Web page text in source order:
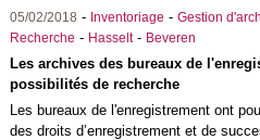
05/02/2018 - Inventoriage - Gestion
Recherche - Hasselt- Beveren
Les archives des bureaux de
possibilités de recherche
Les bureaux de l'enregistrement ont
des droits d’enregistrement et de